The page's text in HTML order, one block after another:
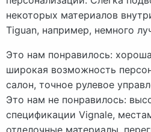
некоторых материалов
Tiguan, например, немного
Это нам понравилось:
широкая возможность
салон, точное рулевое
Это нам не понравилось:
спецификации Vignale,
отделочные материалы,